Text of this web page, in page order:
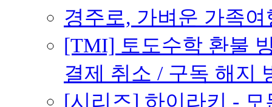
경주로, 가벼운 가족여
[TMI] 토도수학 환불
결제 취소 / 구독 해지
[시리즈] 하이라키 -